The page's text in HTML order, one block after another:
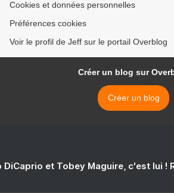
Cookies et données personnelles
Préférences cookies
Voir le profil de Jeff sur le portail Overblog
Créer un blog sur
Créer un blog
DiCaprio et Tobey Maguire, c'est lui !